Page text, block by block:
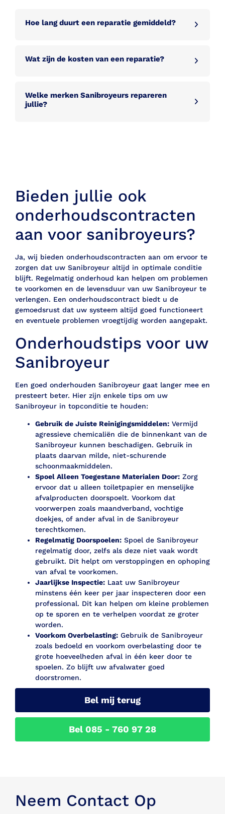
Hoe lang duurt een reparatie gemiddeld?
Wat zijn de kosten van een reparatie?
Welke merken Sanibroyeurs repareren
jullie?
Bieden jullie ook
onderhoudscontracten
aan voor sanibroyeurs?
Ja, wij bieden onderhoudscontracten aan om ervoor te
zorgen dat uw Sanibroyeur altijd in optimale conditie
blijft. Regelmatig onderhoud kan helpen om problemen
te voorkomen en de levensduur van uw Sanibroyeur te
verlengen. Een onderhoudscontract biedt u de
gemoedsrust dat uw systeem altijd goed functioneert
en eventuele problemen vroegtijdig worden aangepakt.
Onderhoudstips voor uw
Sanibroyeur
Een goed onderhouden Sanibroyeur gaat langer mee en
presteert beter. Hier zijn enkele tips om uw
Sanibroyeur in topconditie te houden:
Gebruik de Juiste Reinigingsmiddelen: Vermijd
agressieve chemicaliën die de binnenkant van de
Sanibroyeur kunnen beschadigen. Gebruik in
plaats daarvan milde, niet-schurende
schoonmaakmiddelen.
Spoel Alleen Toegestane Materialen Door: Zorg
ervoor dat u alleen toiletpapier en menselijke
afvalproducten doorspoelt. Voorkom dat
voorwerpen zoals maandverband, vochtige
doekjes, of ander afval in de Sanibroyeur
terechtkomen.
Regelmatig Doorspoelen: Spoel de Sanibroyeur
regelmatig door, zelfs als deze niet vaak wordt
gebruikt. Dit helpt om verstoppingen en ophoping
van afval te voorkomen.
Jaarlijkse Inspectie: Laat uw Sanibroyeur
minstens één keer per jaar inspecteren door een
professional. Dit kan helpen om kleine problemen
op te sporen en te verhelpen voordat ze groter
worden.
Voorkom Overbelasting: Gebruik de Sanibroyeur
zoals bedoeld en voorkom overbelasting door te
grote hoeveelheden afval in één keer door te
spoelen. Zo blijft uw afvalwater goed
doorstromen.
Bel mij terug
Bel 085 - 760 97 28
Neem Contact Op